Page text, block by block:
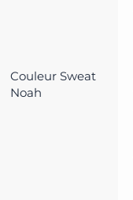
Couleur Sweat
Noah